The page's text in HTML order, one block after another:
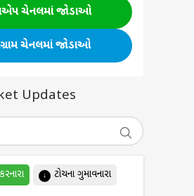
ચેનલમાં જોડાઓ
ચેનલમાં જોડાઓ
Updates
↓ ટોચના ગુમાવનારા